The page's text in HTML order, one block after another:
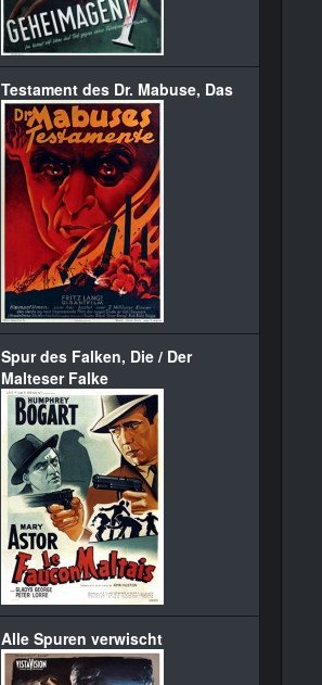
Testament des Dr. Mabuse, Das
Spur des Falken, Die / Der
Malteser Falke
Alle Spuren verwischt